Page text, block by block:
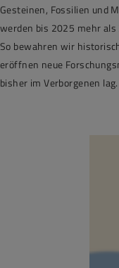
Gesteinen, Fossilien und
werden bis 2025 mehr
So bewahren wir
eröffnen neue
bisher im Verborgenen lag.